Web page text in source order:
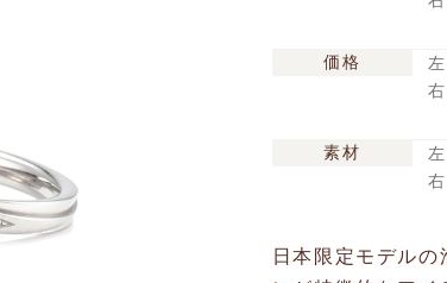
価格
素材
日本限定モデルの